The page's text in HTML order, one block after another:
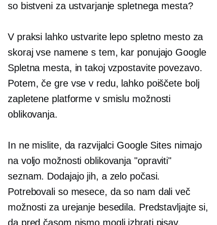
so bistveni za ustvarjanje spletnega mesta?
V praksi lahko ustvarite lepo spletno mesto za
skoraj vse namene s tem, kar ponujajo Google
Spletna mesta, in takoj vzpostavite povezavo.
Potem, če gre vse v redu, lahko poiščete bolj
zapletene platforme v smislu možnosti
oblikovanja.
In ne mislite, da razvijalci Google Sites nimajo
na voljo možnosti oblikovanja "opraviti"
seznam. Dodajajo jih, a zelo počasi.
Potrebovali so mesece, da so nam dali več
možnosti za urejanje besedila. Predstavljajte si,
da pred časom nismo mogli izbrati pisav.